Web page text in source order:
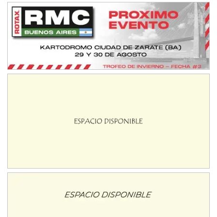
08/09-AGO
IAME SERIES ARGENTINA 6
Ramiro Tot (Asfalto)
Ciudad de Trenque Lauquen (Asfalto)
PATAGONICO - F6